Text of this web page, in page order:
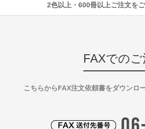
2色以上・600冊以上ご注文を
FAXでの
こちらからFAX注文依頼書をダウンロ